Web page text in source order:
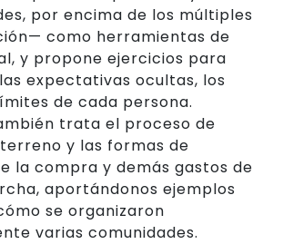
por encima de los múltiples
como herramientas de
y propone ejercicios para
expectativas ocultas, los
de cada persona.
trata el proceso de
y las formas de
la compra y demás gastos de
aportándonos ejemplos
se organizaron
varias comunidades.